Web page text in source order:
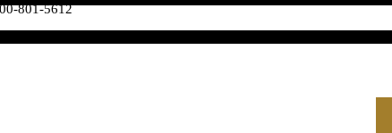
801-5612
1102室泰格豪雅售后服务中心（需提前预约）